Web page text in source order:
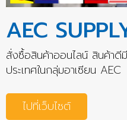
AEC
สั่งซื้อสินค้าออนไลน์ สินค้า
ประเทศในกลุ่มอาเซียน AEC
ไปที่เว็บไซต์